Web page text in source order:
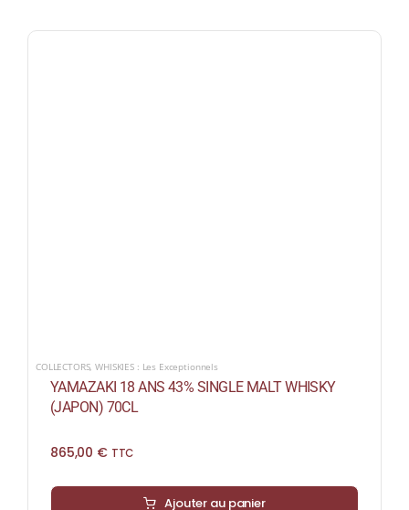
COLLECTORS,WHISKIES : Les Exceptionnels
YAMAZAKI 18 ANS 43% SINGLE MALT WHISKY
(JAPON) 70CL
865,00 € TTC
Ajouter au panier